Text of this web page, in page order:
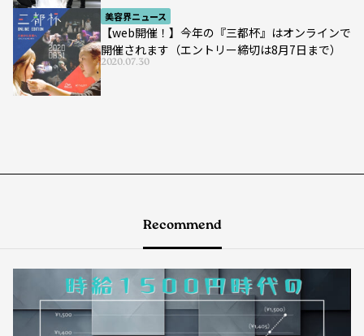
美容界ニュース
【web開催！】今年の『三都杯』はオンラインで
開催されます（エントリー締切は8月7日まで）
2020.07.30
Recommend